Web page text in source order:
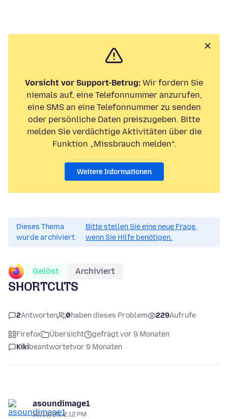
Vorsicht vor Support-Betrug: Wir fordern Sie
niemals auf, eine Telefonnummer anzurufen,
eine SMS an eine Telefonnummer zu senden
oder persönliche Daten preiszugeben. Bitte
melden Sie verdächtige Aktivitäten über die
Funktion „Missbrauch melden“.
Weitere Informationen
Dieses Thema
wurde archiviert.
Bitte stellen Sie eine neue Frage,
wenn Sie Hilfe benötigen.
Gelöst Archiviert
SHORTCUTS
2Antworten 0haben dieses Problem 229Aufrufe
Firefox Übersicht
gefragt vor 9 Monaten
Kikibeantwortetvor 9 Monaten
asoundimage1
10/13/25, 2:12 PM